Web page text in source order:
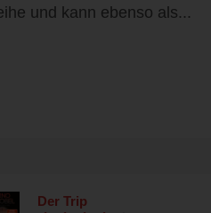
und kann ebenso als...
Der Trip